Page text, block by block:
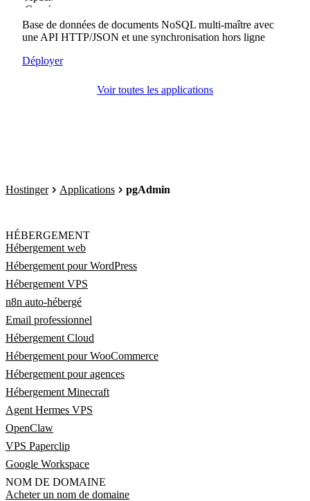
Base de données de documents NoSQL multi-maître avec
une API HTTP/JSON et une synchronisation hors ligne
Déployer
Voir toutes les applications
Hostinger Applications pgAdmin
HÉBERGEMENT
Hébergement web
Hébergement pour WordPress
Hébergement VPS
n8n auto-hébergé
Email professionnel
Hébergement Cloud
Hébergement pour WooCommerce
Hébergement pour agences
Hébergement Minecraft
Agent Hermes VPS
OpenClaw
VPS Paperclip
Google Workspace
NOM DE DOMAINE
Acheter un nom de domaine